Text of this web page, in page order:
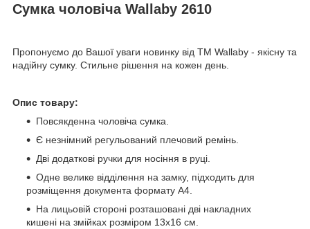
Сумка чоловіча Wallaby 2610
Пропонуємо до Вашої уваги новинку від ТМ Wallaby - якісну та
надійну сумку. Стильне рішення на кожен день.
Опис товару:
Повсякденна чоловіча сумка.
Є незнімний регульований плечовий ремінь.
Дві додаткові ручки для носіння в руці.
Одне велике відділення на замку, підходить для
розміщення документа формату А4.
На лицьовій стороні розташовані дві накладних
кишені на змійках розміром 13х16 см.